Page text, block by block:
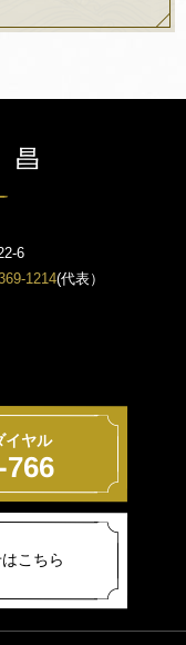
6
1214(代表）
イヤル
766
こちら